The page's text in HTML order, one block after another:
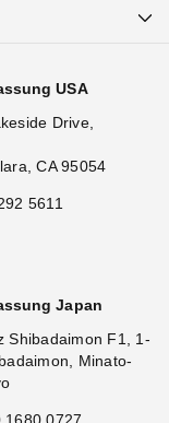
USA
Drive,
CA 95054
5611
Japan
Shibadaimon F1, 1-
Minato-